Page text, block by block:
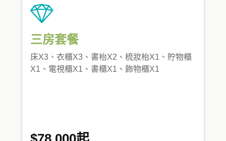
三房套餐
床X3、衣櫃X3、書枱X2、梳妝枱X1、貯物櫃
X1、電視櫃X1、書櫃X1、飾物櫃X1